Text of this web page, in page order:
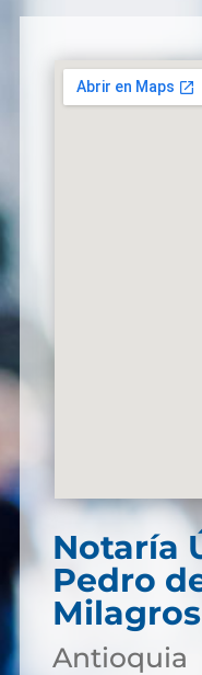
Notaría
Pedro
Milagros
Antioquia